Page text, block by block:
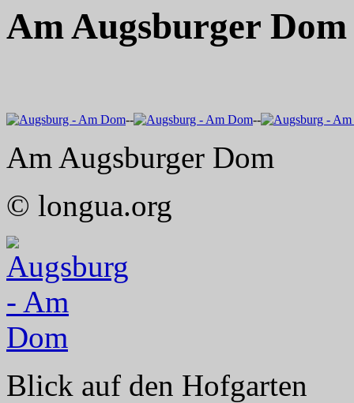
Am Augsburger
-- --
Am Augsburger Dom
© longua.org
Blick auf den Hofgarten